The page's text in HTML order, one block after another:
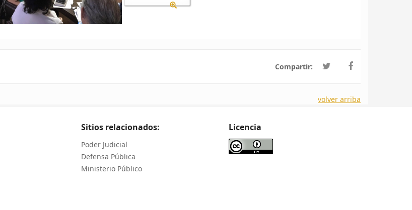
Compartir:
volver arriba
Sitios relacionados:
Poder Judicial
Defensa Pública
Ministerio Público
Licencia